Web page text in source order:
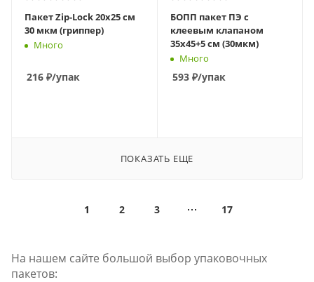
Пакет Zip-Lock 20х25 см
30 мкм (гриппер)
Много
216 ₽/упак
БОПП пакет ПЭ с
клеевым клапаном
35х45+5 см (30мкм)
Много
593₽/упак
ПОКАЗАТЬ ЕЩЕ
1 2 3 17
На нашем сайте большой выбор упаковочных
пакетов: